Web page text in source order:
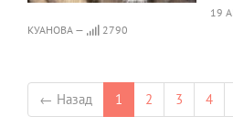
19
КУАНОВА —
2790
← Назад 1 2 3 4